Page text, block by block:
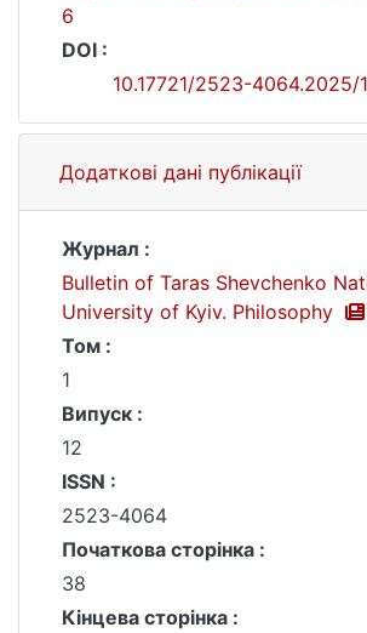
6
DOI :
10.17721/2523-4064.2025/
Додаткові дані публікації
Журнал :
Bulletin of Taras Shevchenko
University of Kyiv. Philosophy
Том :
1
Випуск :
12
ISSN :
2523-4064
Початкова сторінка :
38
Кінцева сторінка :